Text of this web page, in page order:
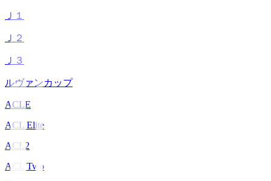
Ｊ１
Ｊ２
Ｊ３
ルヴァンカップ
ACLE
ACL Elite
ACL2
ACL Two